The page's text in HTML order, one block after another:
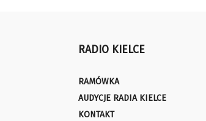
RADIO KIELCE
RAMÓWKA
AUDYCJE RADIA KIELCE
KONTAKT